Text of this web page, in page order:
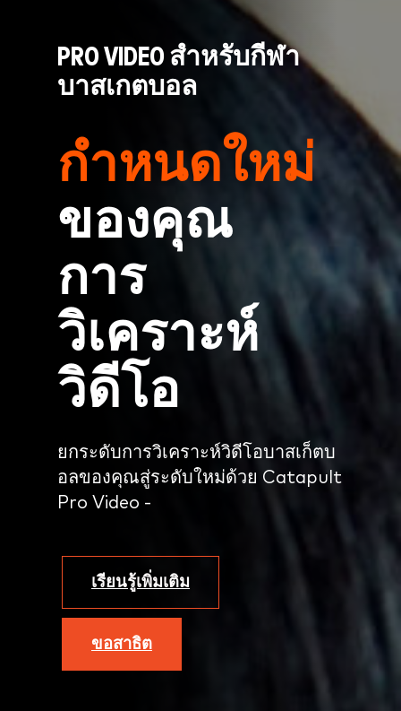
PRO VIDEO สำหรับกีฬา
บาสเกตบอล
กำหนดใหม่
ของคุณ
การ
วิเคราะห์
วิดีโอ
ยกระดับการวิเคราะห์วิดีโอบาสเก็ตบ
อลของคุณสู่ระดับใหม่ด้วย Catapult
Pro Video -
เรียนรู้เพิ่มเติม
ขอสาธิต